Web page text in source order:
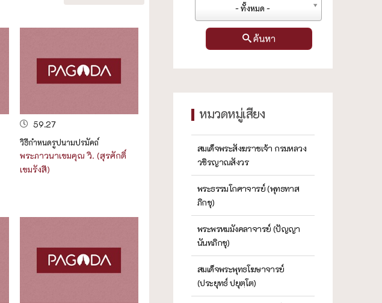
59.27
วิธีกำหนดรูปนามปรมัคถ์
พระภาวนาเขมคุณ วิ. (สุรศักดิ์
เขมรังสี)
- ทั้งหมด -
ค้นหา
หมวดหมู่เสียง
สมเด็จพระสังฆราชเจ้า กรมหลวง
วชิรญาณสังวร
พระธรรมโกศาจารย์ (พุทธทาส
ภิกขุ)
พระพรหมมังคลาจารย์ (ปัญญา
นันทภิกขุ)
สมเด็จพระพุทธโฆษาจารย์
(ประยุทธ์ ปยุตฺโต)